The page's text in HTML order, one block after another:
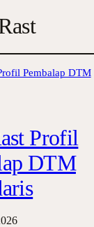
Profil
DTM